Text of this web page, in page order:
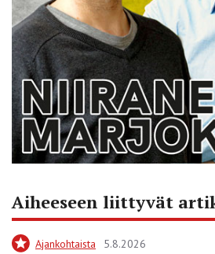
Aiheeseen liittyvät
Ajankohtaista 5.8.2026